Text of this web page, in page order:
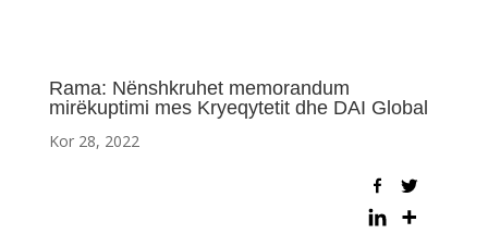
Rama: Nënshkruhet memorandum
mirëkuptimi mes Kryeqytetit dhe DAI Global
Kor 28, 2022